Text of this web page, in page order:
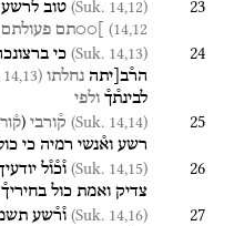
23
(Suk. 14,12) טוב לרשע
14,12)
]○○תם פעולתם
24
(Suk. 14,13) כי
הר֯ב[יתה נחלתו (Suk. 14,13)
לבינת֯ך֯ ולפי
25
(Suk. 14,14) ק֯ורבי (
רשע וא֯נשי רמיה כי
26
(Suk. 14,15) ו֯כ֯ו֯ל
צדיק ואמת כול בחיריך֯
27
(Suk. 14,16) ו֯ר֯שע